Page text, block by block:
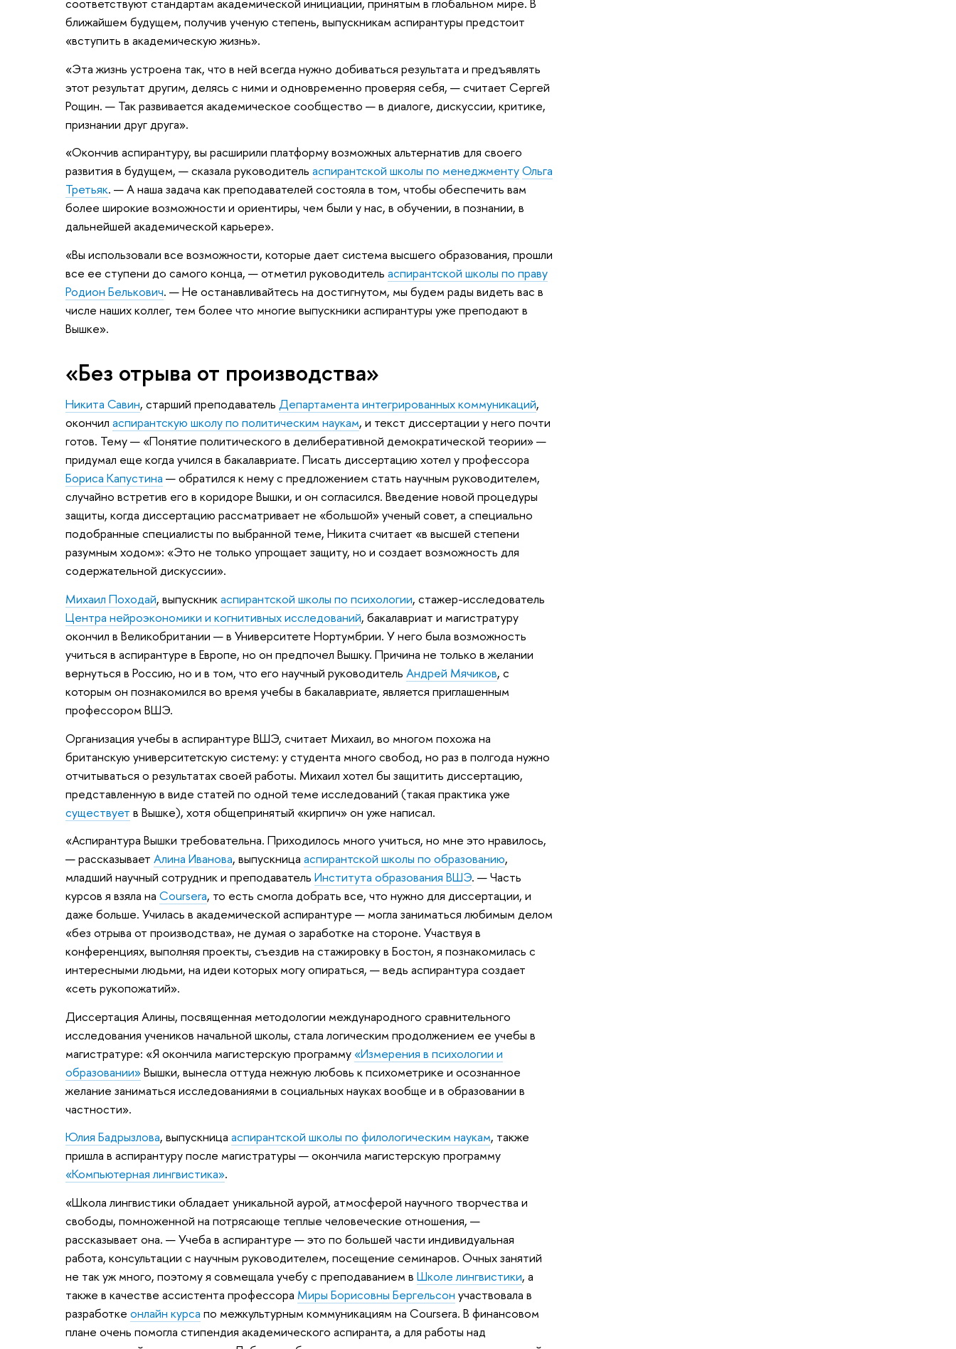
ближайшем будущем, получив ученую степень, выпускникам аспирантуры предстоит
«вступить в академическую жизнь».
«Эта жизнь устроена так, что в ней всегда нужно добиваться результата и предъявлять
этот результат другим, делясь с ними и одновременно проверяя себя, — считает Сергей
Рощин. — Так развивается академическое сообщество — в диалоге, дискуссии, критике,
признании друг друга».
«Окончив аспирантуру, вы расширили платформу возможных альтернатив для своего
развития в будущем, — сказала руководитель аспирантской школы по менеджментуОльга
Третьяк. — А наша задача как преподавателей состояла в том, чтобы обеспечить вам
более широкие возможности и ориентиры, чем были у нас, в обучении, в познании, в
дальнейшей академической карьере».
«Вы использовали все возможности, которые дает система высшего образования, прошли
все ее ступени до самого конца, — отметил руководитель аспирантской школы по праву
Родион Белькович. — Не останавливайтесь на достигнутом, мы будем рады видеть вас в
числе наших коллег, тем более что многие выпускники аспирантуры уже преподают в
Вышке».
«Без отрыва от производства»
Никита Савин, старший преподаватель Департамента интегрированных коммуникаций,
окончил аспирантскую школу по политическим наукам, и текст диссертации у него почти
готов. Тему — «Понятие политического в делиберативной демократической теории» —
придумал еще когда учился в бакалавриате. Писать диссертацию хотел у профессора
Бориса Капустина — обратился к нему с предложением стать научным руководителем,
случайно встретив его в коридоре Вышки, и он согласился. Введение новой процедуры
защиты, когда диссертацию рассматривает не «большой» ученый совет, а специально
подобранные специалисты по выбранной теме, Никита считает «в высшей степени
разумным ходом»: «Это не только упрощает защиту, но и создает возможность для
содержательной дискуссии».
Михаил Походай, выпускникаспирантской школы по психологии, стажер-исследователь
Центра нейроэкономики и когнитивных исследований, бакалавриат и магистратуру
окончил в Великобритании — в Университете Нортумбрии. У него была возможность
учиться в аспирантуре в Европе, но он предпочел Вышку. Причина не только в желании
вернуться в Россию, но и в том, что его научный руководитель Андрей Мячиков, с
которым он познакомился во время учебы в бакалавриате, является приглашенным
профессором ВШЭ.
Организация учебы в аспирантуре ВШЭ, считает Михаил, во многом похожа на
британскую университетскую систему: у студента много свобод, но раз в полгода нужно
отчитываться о результатах своей работы. Михаил хотел бы защитить диссертацию,
представленную в виде статей по одной теме исследований (такая практика уже
существует в Вышке), хотя общепринятый «кирпич» он уже написал.
«Аспирантура Вышки требовательна. Приходилось много учиться, но мне это нравилось,
— рассказывает Алина Иванова, выпускница аспирантской школы по образованию,
младший научный сотрудник и преподаватель Института образования ВШЭ. — Часть
курсов я взяла на Coursera, то есть смогла добрать все, что нужно для диссертации, и
даже больше. Училась в академической аспирантуре — могла заниматься любимым делом
«без отрыва от производства», не думая о заработке на стороне. Участвуя в
конференциях, выполняя проекты, съездив на стажировку в Бостон, я познакомилась с
интересными людьми, на идеи которых могу опираться, — ведь аспирантура создает
«сеть рукопожатий».
Диссертация Алины, посвященная методологии международного сравнительного
исследования учеников начальной школы, стала логическим продолжением ее учебы в
магистратуре: «Я окончила магистерскую программу «Измерения в психологии и
образовании»Вышки, вынесла оттуда нежную любовь к психометрике и осознанное
желание заниматься исследованиями в социальных науках вообще и в образовании в
частности».
Юлия Бадрызлова, выпускница аспирантской школы по филологическим наукам, также
пришла в аспирантуру после магистратуры — окончила магистерскую программу
«Компьютерная лингвистика».
«Школа лингвистики обладает уникальной аурой, атмосферой научного творчества и
свободы, помноженной на потрясающе теплые человеческие отношения, —
рассказывает она. — Учеба в аспирантуре — это по большей части индивидуальная
работа, консультации с научным руководителем, посещение семинаров. Очных занятий
не так уж много, поэтому я совмещала учебу с преподаванием в Школе лингвистики, а
также в качестве ассистента профессора Миры Борисовны Бергельсон участвовала в
разработке онлайн курса по межкультурным коммуникациям на Coursera. В финансовом
плане очень помогла стипендия академического аспиранта, а для работы над